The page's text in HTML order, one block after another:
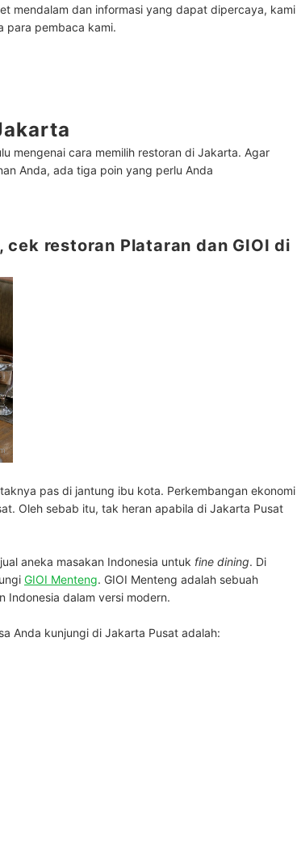
mendalam dan informasi yang dapat dipercaya, kami
para pembaca kami.
mengenai cara memilih restoran di Jakarta. Agar
Anda, ada tiga poin yang perlu Anda
restoran Plataran dan GIOI di
pas di jantung ibu kota. Perkembangan ekonomi
Oleh sebab itu, tak heran apabila di Jakarta Pusat
aneka masakan Indonesia untuk fine dining. Di
GIOI Menteng. GIOI Menteng adalah sebuah
Indonesia dalam versi modern.
Anda kunjungi di Jakarta Pusat adalah: